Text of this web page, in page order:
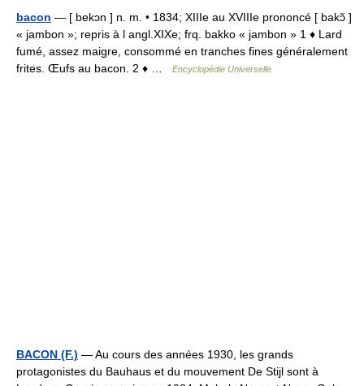
bacon — [ bekɔn ] n. m. • 1834; XIIIe au XVIIIe prononcé [ bakɔ̃ ]
« jambon »; repris à l angl.XIXe; frq. bakko « jambon » 1 ♦ Lard
fumé, assez maigre, consommé en tranches fines généralement
frites. Œufs au bacon. 2 ♦ …
Encyclopédie Universelle
BACON (F.) — Au cours des années 1930, les grands
protagonistes du Bauhaus et du mouvement De Stijl sont à